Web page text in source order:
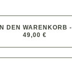
IN DEN WARENKORB -
49,00 €